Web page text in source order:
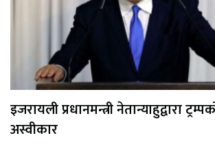
इजरायली प्रधानमन्त्री नेतान्याहुद्वारा
अस्वीकार